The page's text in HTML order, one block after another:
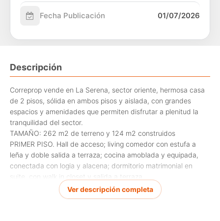
Fecha Publicación 01/07/2026
Descripción
Correprop vende en La Serena, sector oriente, hermosa casa
de 2 pisos, sólida en ambos pisos y aislada, con grandes
espacios y amenidades que permiten disfrutar a plenitud la
tranquilidad del sector.
TAMAÑO: 262 m2 de terreno y 124 m2 construidos
PRIMER PISO. Hall de acceso; living comedor con estufa a
leña y doble salida a terraza; cocina amoblada y equipada,
conectada con logia y alacena; dormitorio matrimonial en
suite, con walk in closet y salida a terraza
SEGUNDO PISO: piso flotante, 3 dormitorios con closet, sala
de estar con salida a balcón con gran vista al valle y 1 baño
Ver descripción completa